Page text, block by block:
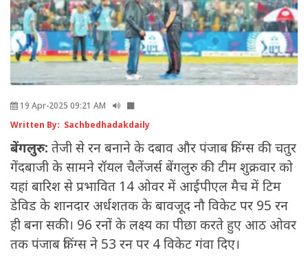
19 Apr-2025 09:21 AM
Written By: Sachbedhadakdaily
बेंगलुरु: तेजी से रन बनाने के दबाव और पंजाब किंग्स की चतुर
गेंदबाजी के सामने रॉयल चैलेंजर्स बेंगलुरु की टीम शुक्रवार को
यहां बारिश से प्रभावित 14 ओवर में आईपीएल मैच में टिम
डेविड के शानदार अर्धशतक के बावजूद नौ विकेट पर 95 रन
ही बना सकी। 96 रनों के लक्ष्य का पीछा करते हुए आठ ओवर
तक पंजाब किंग्स ने 53 रन पर 4 विकेट गंवा दिए।